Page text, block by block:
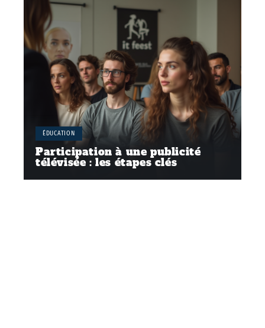
ÉDUCATION
Participation à une publicité
télévisée : les étapes clés